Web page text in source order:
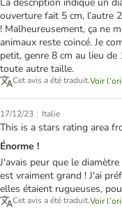
La description indique un
ouverture fait 5 cm, l’autre
! Malheureusement, ça ne
animaux reste coincé. Je
petit, genre 8 cm au lieu de
toute autre taille.
Cet avis a été traduit.Voir
17/12/23 | Italie
This is a stars rating area
Énorme !
J'avais peur que le
est vraiment grand ! J'ai
elles étaient rugueuses,
Cet avis a été traduit.Voir